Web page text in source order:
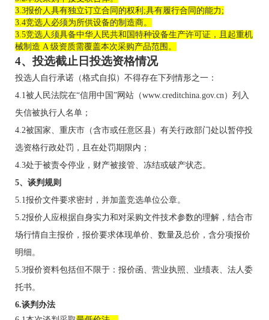
3.3报价人具有独立订立合同的权利;具有履行合同的能力;
3.4竞选人必须为所供设备的制造商。
3.5竞选人须具备中华人民共和国特种设备生产许可证，且起重机
械制造 A 级资质需覆盖本次采购产品范围。
4、投选截止日投选资格情况
投选人自行承诺（格式自拟）不得存在下列情形之一：
4.1被人民法院在“信用中国”网站（www.creditchina.gov.cn）列入
失信被执行人名单；
4.2被国家、重庆市（含市或任意区县）有关行政部门处以暂停投
选资格行政处罚，且在处罚期限内；
4.3处于被责令停业，财产被接管、冻结或破产状态。
5、谈判规则
5.1报价文件要求密封，并加盖竞选单位公章。
5.2报价 人应根据自身实力和对采购文件技术参数的理解，结合市
场行情自主报价 ，报价要求体现单价、数量及总价，含分项报价
明细 。
5.3报价资料包括但不限于：报价函、营业执照、业绩表、法人委
托书。
6.谈判办法